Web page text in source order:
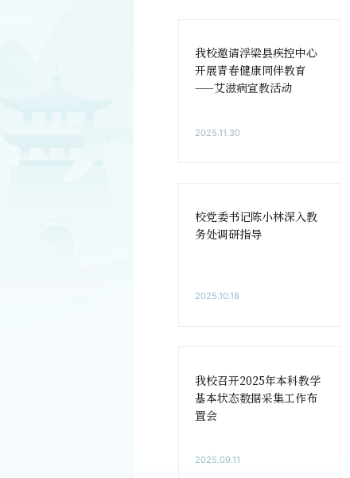
我校邀请浮梁县疾控中心
开展青春健康同伴教育
——艾滋病宣教活动
2025.11.30
校党委书记陈小林深入教
务处调研指导
2025.10.18
我校召开2025年本科教学
基本状态数据采集工作布
置会
2025.09.11